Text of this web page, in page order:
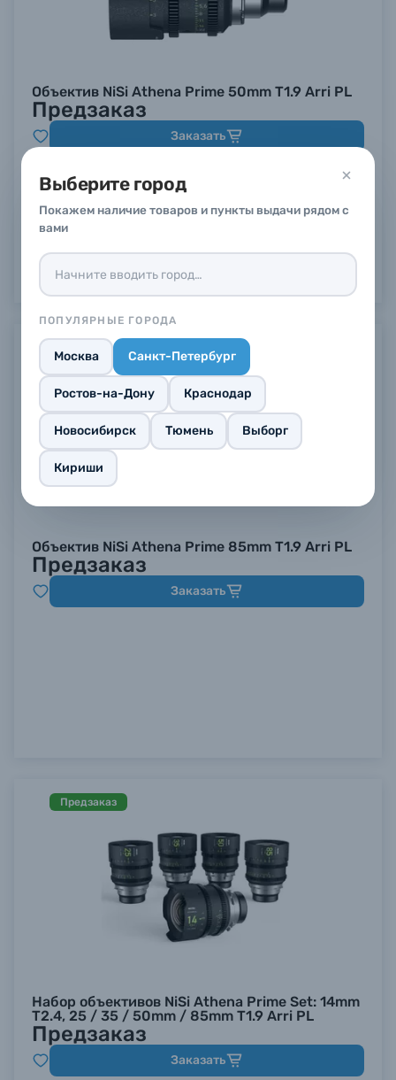
Выберите город
Покажем наличие товаров и пункты выдачи рядом с
вами
ПОПУЛЯРНЫЕ ГОРОДА
Москва Санкт-Петербург
Ростов-на-Дону Краснодар
Новосибирск Тюмень Выборг
Кириши
Объектив NiSi Athena Prime 50mm T1.9 Arri PL
Предзаказ
Заказать
Предзаказ
Объектив NiSi Athena Prime 85mm T1.9 Arri PL
Предзаказ
Заказать
Предзаказ
Набор объективов NiSi Athena Prime Set: 14mm
T2.4, 25 / 35 / 50mm / 85mm T1.9 Arri PL
Предзаказ
Заказать